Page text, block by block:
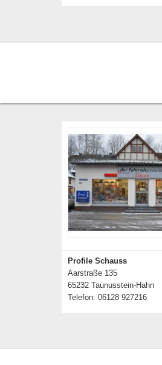
Profile Schauss
Aarstraße 135
65232 Taunusstein-Hahn
Telefon: 06128 927216